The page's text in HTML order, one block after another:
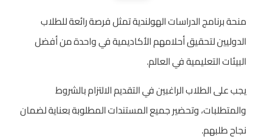
منحة برنامج الدراسات الهولندية تمثل فرصة رائعة للطلاب
الدوليين لتحقيق أحلامهم الأكاديمية في واحدة من أفضل
البيئات التعليمية في العالم.
يجب على الطلاب الراغبين في التقديم الالتزام بالشروط
والمتطلبات، وتحضير جميع المستندات المطلوبة بعناية لضمان
نجاح طلبهم.